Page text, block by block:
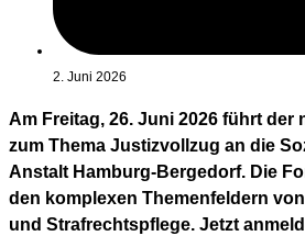
2. Juni 2026
Am Freitag, 26. Juni 2026 führt der
zum Thema Justizvollzug an die
Anstalt Hamburg-Bergedorf. Die
den komplexen Themenfeldern
und Strafrechtspflege. Jetzt